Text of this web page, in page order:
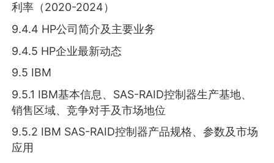
利率（2020-2024）
9.4.4 HP公司简介及主要业务
9.4.5 HP企业最新动态
9.5 IBM
9.5.1 IBM基本信息、SAS-RAID控制器生产基地、
销售区域、竞争对手及市场地位
9.5.2 IBM SAS-RAID控制器产品规格、参数及市场
应用